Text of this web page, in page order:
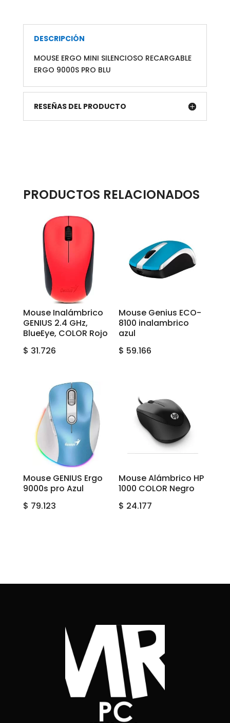
DESCRIPCIÓN
MOUSE ERGO MINI SILENCIOSO RECARGABLE
ERGO 9000S PRO BLU
RESEÑAS DEL PRODUCTO
PRODUCTOS RELACIONADOS
Mouse Inalámbrico
GENIUS 2.4 GHz,
BlueEye, COLOR Rojo
$ 31.726
Mouse Genius ECO-
8100 inalambrico
azul
$ 59.166
Mouse GENIUS Ergo
9000s pro Azul
$ 79.123
Mouse Alámbrico HP
1000 COLOR Negro
$ 24.177